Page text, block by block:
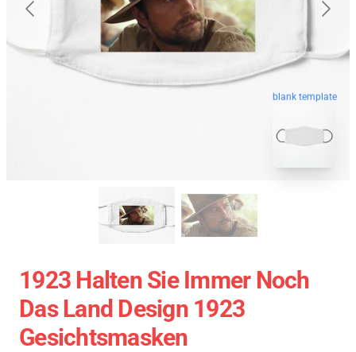
blank template
1923 Halten Sie Immer Noch
Das Land Design 1923
Gesichtsmasken